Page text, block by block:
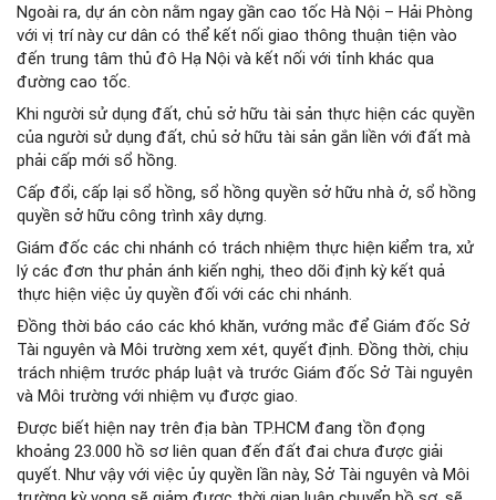
Ngoài ra, dự án còn nằm ngay gần cao tốc Hà Nội – Hải Phòng
với vị trí này cư dân có thể kết nối giao thông thuận tiện vào
đến trung tâm thủ đô Hạ Nội và kết nối với tỉnh khác qua
đường cao tốc.
Khi người sử dụng đất, chủ sở hữu tài sản thực hiện các quyền
của người sử dụng đất, chủ sở hữu tài sản gắn liền với đất mà
phải cấp mới sổ hồng.
Cấp đổi, cấp lại sổ hồng, sổ hồng quyền sở hữu nhà ở, sổ hồng
quyền sở hữu công trình xây dựng.
Giám đốc các chi nhánh có trách nhiệm thực hiện kiểm tra, xử
lý các đơn thư phản ánh kiến nghị, theo dõi định kỳ kết quả
thực hiện việc ủy quyền đối với các chi nhánh.
Đồng thời báo cáo các khó khăn, vướng mắc để Giám đốc Sở
Tài nguyên và Môi trường xem xét, quyết định. Đồng thời, chịu
trách nhiệm trước pháp luật và trước Giám đốc Sở Tài nguyên
và Môi trường với nhiệm vụ được giao.
Được biết hiện nay trên địa bàn TP.HCM đang tồn đọng
khoảng 23.000 hồ sơ liên quan đến đất đai chưa được giải
quyết. Như vậy với việc ủy quyền lần này, Sở Tài nguyên và Môi